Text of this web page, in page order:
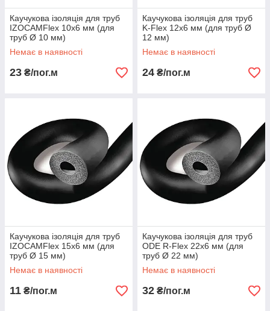
Каучукова ізоляція для труб
IZOCAMFlex 10х6 мм (для
труб Ø 10 мм)
Немає в наявності
23 ₴/пог.м
Каучукова ізоляція для труб
K-Flex 12х6 мм (для труб Ø
12 мм)
Немає в наявності
24 ₴/пог.м
Каучукова ізоляція для труб
IZOCAMFlex 15х6 мм (для
труб Ø 15 мм)
Немає в наявності
11 ₴/пог.м
Каучукова ізоляція для труб
ODE R-Flex 22х6 мм (для
труб Ø 22 мм)
Немає в наявності
32 ₴/пог.м